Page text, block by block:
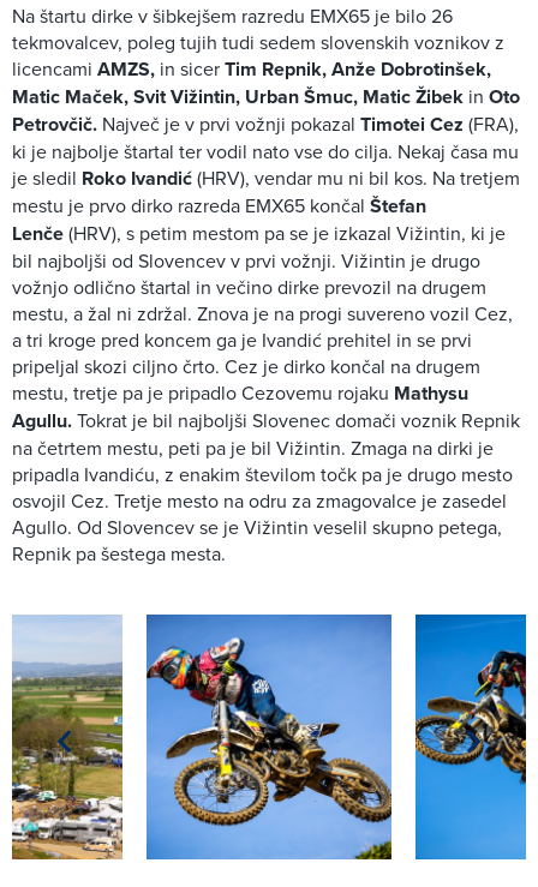
Na štartu dirke v šibkejšem razredu EMX65 je bilo 26
tekmovalcev, poleg tujih tudi sedem slovenskih voznikov z
licencami AMZS, in sicerTim Repnik, Anže Dobrotinšek,
Matic Maček, Svit Vižintin, Urban Šmuc, Matic Žibek in Oto
Petrovčič. Največ je v prvi vožnji pokazal Timotei Cez (FRA),
ki je najbolje štartal ter vodil nato vse do cilja. Nekaj časa mu
je sledil Roko Ivandić(HRV), vendar mu ni bil kos. Na tretjem
mestu je prvo dirko razreda EMX65 končal Štefan
Lenče(HRV), s petim mestom pa se je izkazal Vižintin, ki je
bil najboljši od Slovencev v prvi vožnji. Vižintin je drugo
vožnjo odlično štartal in večino dirke prevozil na drugem
mestu, a žal ni zdržal. Znova je na progi suvereno vozil Cez,
a tri kroge pred koncem ga je Ivandić prehitel in se prvi
pripeljal skozi ciljno črto. Cez je dirko končal na drugem
mestu, tretje pa je pripadlo Cezovemu rojaku Mathysu
Agullu.Tokrat je bil najboljši Slovenec domači voznik Repnik
na četrtem mestu, peti pa je bil Vižintin. Zmaga na dirki je
pripadla Ivandiću, z enakim številom točk pa je drugo mesto
osvojil Cez. Tretje mesto na odru za zmagovalce je zasedel
Agullo. Od Slovencev se je Vižintin veselil skupno petega,
Repnik pa šestega mesta.